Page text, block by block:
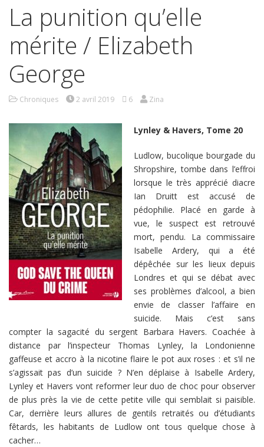
La punition qu’elle
mérite / Elizabeth
George
Chroniques 2 avril 2019 6 Zina
Lynley & Havers, Tome 20
Ludlow, bucolique bourgade du
Shropshire, tombe dans l’effroi
lorsque le très apprécié diacre
Ian Druitt est accusé de
pédophilie. Placé en garde à
vue, le suspect est retrouvé
mort, pendu. La commissaire
Isabelle Ardery, qui a été
dépêchée sur les lieux depuis
Londres et qui se débat avec
ses problèmes d’alcool, a bien
envie de classer l’affaire en
suicide. Mais c’est sans
compter la sagacité du sergent Barbara Havers. Coachée à
distance par l’inspecteur Thomas Lynley, la Londonienne
gaffeuse et accro à la nicotine flaire le pot aux roses : et s’il ne
s’agissait pas d’un suicide ? N’en déplaise à Isabelle Ardery,
Lynley et Havers vont reformer leur duo de choc pour observer
de plus près la vie de cette petite ville qui semblait si paisible.
Car, derrière leurs allures de gentils retraités ou d’étudiants
fêtards, les habitants de Ludlow ont tous quelque chose à
cacher…